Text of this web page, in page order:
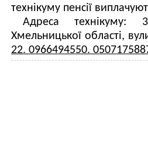
технікуму пенсії
Адреса технікуму:
Хмельницької області,
22. 0966494550.